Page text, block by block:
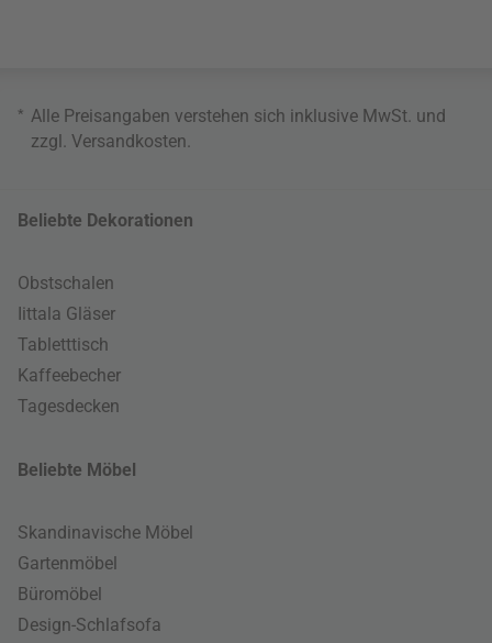
* Alle Preisangaben verstehen sich inklusive MwSt. und
zzgl. Versandkosten
Beliebte Dekorationen
Obstschalen
Iittala Gläser
Tabletttisch
Kaffeebecher
Tagesdecken
Beliebte Möbel
Skandinavische Möbel
Gartenmöbel
Büromöbel
Design-Schlafsofa